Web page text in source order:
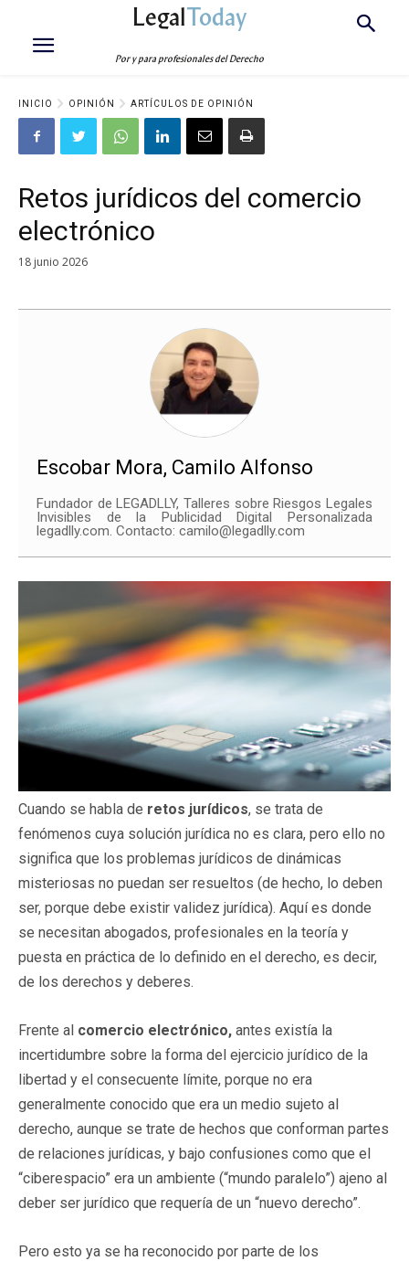
LegalToday
Por y para profesionales del Derecho
INICIO OPINIÓN ARTÍCULOS DE OPINIÓN
Retos jurídicos del comercio
electrónico
18 junio 2026
Escobar Mora, Camilo Alfonso
Fundador de LEGADLLY, Talleres sobre Riesgos Legales
Invisibles de la Publicidad Digital Personalizada
legadlly.com. Contacto: camilo@legadlly.com
Cuando se habla de retos jurídicos, se trata de
fenómenos cuya solución jurídica no es clara, pero ello no
significa que los problemas jurídicos de dinámicas
misteriosas no puedan ser resueltos (de hecho, lo deben
ser, porque debe existir validez jurídica). Aquí es donde
se necesitan abogados, profesionales en la teoría y
puesta en práctica de lo definido en el derecho, es decir,
de los derechos y deberes.
Frente al comercio electrónico, antes existía la
incertidumbre sobre la forma del ejercicio jurídico de la
libertad y el consecuente límite, porque no era
generalmente conocido que era un medio sujeto al
derecho, aunque se trate de hechos que conforman partes
de relaciones jurídicas, y bajo confusiones como que el
“ciberespacio” era un ambiente (“mundo paralelo”) ajeno al
deber ser jurídico que requería de un “nuevo derecho”.
Pero esto ya se ha reconocido por parte de los